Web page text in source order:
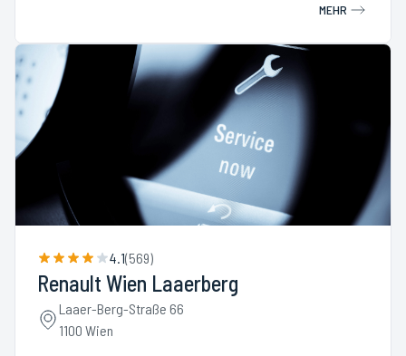
MEHR
4.1(569)
Renault Wien Laaerberg
Laaer-Berg-Straße 66
1100 Wien